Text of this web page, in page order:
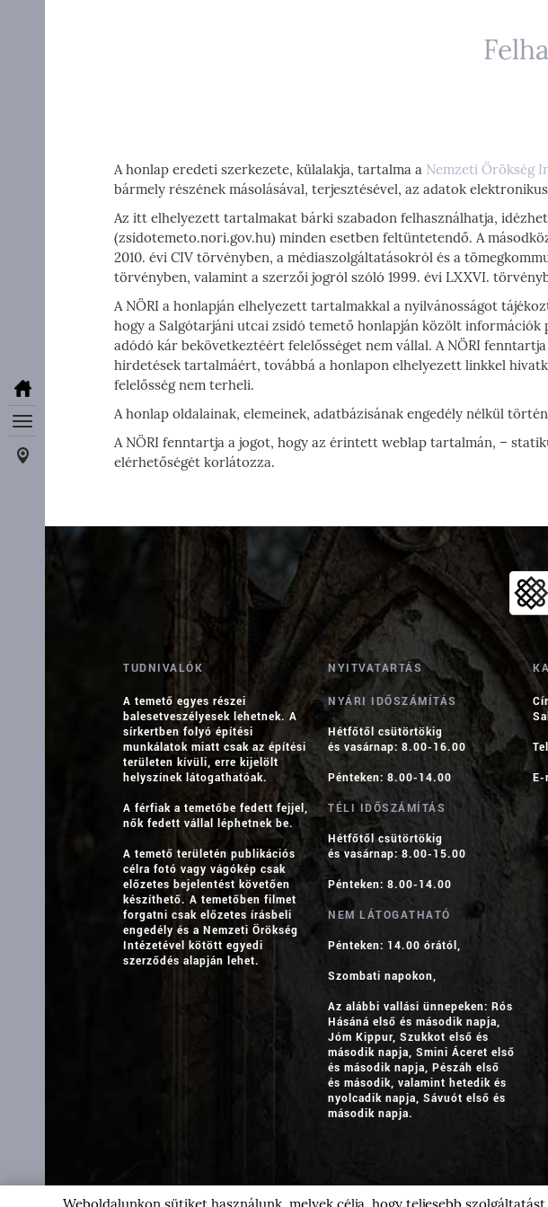
A honlap eredeti szerkezete, külalakja, tartalma a Nemzeti Örökség
bármely részének másolásával, terjesztésével, az adatok
Az itt elhelyezett tartalmakat bárki szabadon felhasználhatja,
(zsidotemeto.nori.gov.hu) minden esetben feltüntetendő. A
2010. évi CIV törvényben, a médiaszolgáltatásokról és a
törvényben, valamint a szerzői jogról szóló 1999. évi LXXVI.
A NÖRI a honlapján elhelyezett tartalmakkal a nyilvánosságot
hogy a Salgótarjáni utcai zsidó temető honlapján közölt
adódó kár bekövetkeztéért felelősséget nem vállal. A NÖRI
hirdetések tartalmáért, továbbá a honlapon elhelyezett linkkel
felelősség nem terheli.
A honlap oldalainak, elemeinek, adatbázisának engedély nélkül
A NÖRI fenntartja a jogot, hogy az érintett weblap tartalmán, –
elérhetőségét korlátozza.
TUDNIVALÓK
A temető egyes részei
balesetveszélyesek lehetnek. A
sírkertben folyó építési
munkálatok miatt csak az építési
területen kívüli, erre kijelölt
helyszínek látogathatóak.
A férfiak a temetőbe fedett fejjel,
nők fedett vállal léphetnek be.
A temető területén publikációs
célra fotó vagy vágókép csak
előzetes bejelentést követően
készíthető. A temetőben filmet
forgatni csak előzetes írásbeli
engedély és a Nemzeti Örökség
Intézetével kötött egyedi
szerződés alapján lehet.
NYITVATARTÁS
NYÁRI IDŐSZÁMÍTÁS
Hétfőtől csütörtökig
és vasárnap: 8.00-16.00
Pénteken: 8.00-14.00
TÉLI IDŐSZÁMÍTÁS
Hétfőtől csütörtökig
és vasárnap: 8.00-15.00
Pénteken: 8.00-14.00
NEM LÁTOGATHATÓ
Pénteken: 14.00 órától,
Szombati napokon,
Az alábbi vallási ünnepeken: Rós
Hásáná első és második napja,
Jóm Kippur, Szukkot első és
második napja, Smini Áceret első
és második napja, Pészáh első
és második, valamint hetedik és
nyolcadik napja, Sávuót első és
második napja.
E-